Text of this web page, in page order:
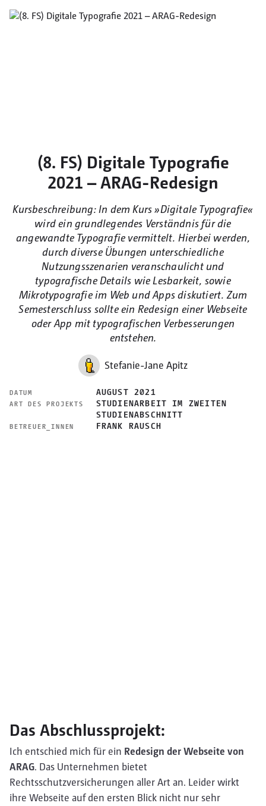
(8. FS) Digitale Typografie
2021 – ARAG-Redesign
Kursbeschreibung: In dem Kurs »Digitale Typografie«
wird ein grundlegendes Verständnis für die
angewandte Typografie vermittelt. Hierbei werden,
durch diverse Übungen unterschiedliche
Nutzungsszenarien veranschaulicht und
typografische Details wie Lesbarkeit, sowie
Mikrotypografie im Web und Apps diskutiert. Zum
Semesterschluss sollte ein Redesign einer Webseite
oder App mit typografischen Verbesserungen
entstehen.
Stefanie-Jane Apitz
DATUM AUGUST 2021
ART DES PROJEKTS
STUDIENARBEIT IM ZWEITEN
STUDIENABSCHNITT
BETREUER_INNEN FRANK RAUSCH
Das Abschlussprojekt:
Ich entschied mich für ein Redesign der Webseite von
ARAG. Das Unternehmen bietet
Rechtsschutzversicherungen aller Art an. Leider wirkt
ihre Webseite auf den ersten Blick nicht nur sehr